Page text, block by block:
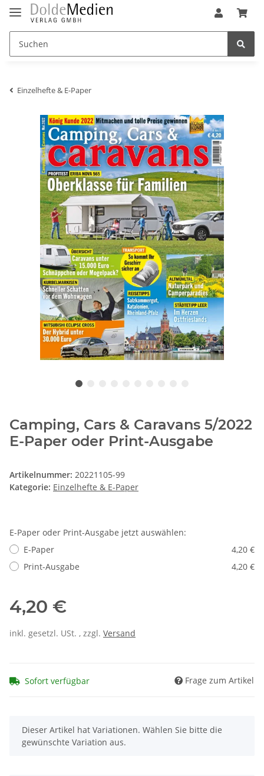
Einzelhefte & E-Paper
Camping, Cars & Caravans 5/2022
E-Paper oder Print-Ausgabe
Artikelnummer: 20221105-99
Kategorie: Einzelhefte & E-Paper
E-Paper oder Print-Ausgabe jetzt auswählen:
E-Paper
4,20 €
Print-Ausgabe
4,20 €
4,20 €
inkl. gesetzl. USt. , zzgl. Versand
Sofort verfügbar Frage zum Artikel
x
Dieser Artikel hat Variationen. Wählen Sie bitte die
gewünschte Variation aus.